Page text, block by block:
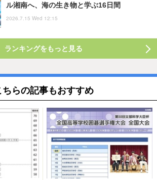
ル湘南へ、海の生き物と学ぶ16日間
2026.7.15 Wed 12:15
ランキングをもっと見る
ちらの記事もおすすめ